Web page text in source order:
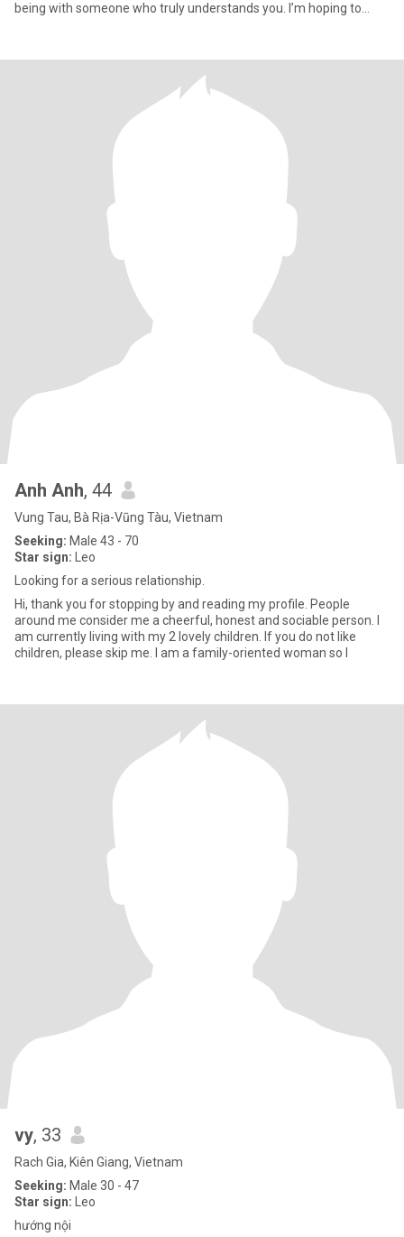
being with someone who truly understands you. I’m hoping to
Anh Anh, 44
Vung Tau, Bà Rịa-Vũng Tàu, Vietnam
Seeking: Male 43 - 70
Star sign: Leo
Looking for a serious relationship.
Hi, thank you for stopping by and reading my profile. People
around me consider me a cheerful, honest and sociable person. I
am currently living with my 2 lovely children. If you do not like
children, please skip me. I am a family-oriented woman so I
vy, 33
Rach Gia, Kiên Giang, Vietnam
Seeking: Male 30 - 47
Star sign: Leo
hướng nội